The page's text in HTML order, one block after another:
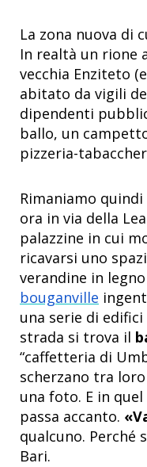
La zona nuova di
In realtà un rione
vecchia Enziteto
abitato da vigili
dipendenti
ballo, un
pizzeria-
Rimaniamo quindi
ora in via della
palazzine in cui
ricavarsi uno
verandine in
bouganville
una serie di
strada si trova il
“caffetteria di
scherzano tra
una foto. E in
passa accanto.
qualcuno. Perché
Bari.